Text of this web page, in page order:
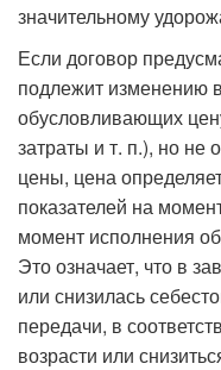
значительному
Если договор
подлежит изменению
обусловливающих
затраты и т. п.), но не
цены, цена
показателей на
момент исполнения
Это означает, что в
или снизилась
передачи, в
возрасти или